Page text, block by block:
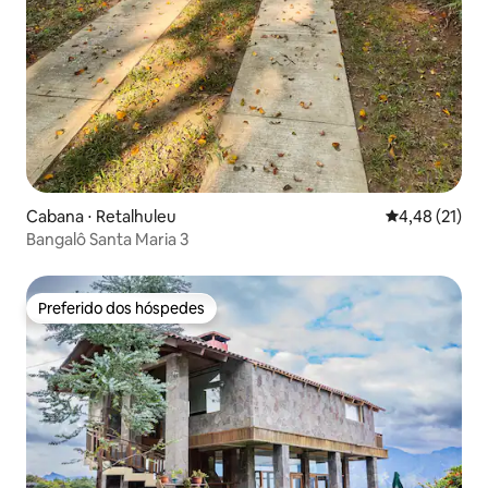
Cabana ⋅ Retalhuleu 4,48 de uma
4,48 (21)
Bangalô Santa Maria 3
Preferido dos hóspedes
Preferido dos hóspedes